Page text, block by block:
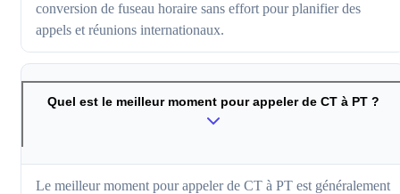
conversion de fuseau horaire sans effort pour planifier des
appels et réunions internationaux.
Quel est le meilleur moment pour appeler de CT à PT ?
Le meilleur moment pour appeler de CT à PT est généralement